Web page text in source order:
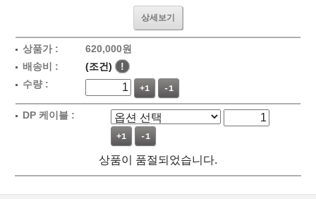
상세보기
상품가 :
620,000원
배송비 :
(조건)
!
수량 :
+1 -1
DP 케이블 :
+1 -1
상품이 품절되었습니다.